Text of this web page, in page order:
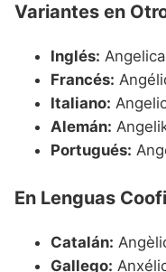
Variantes en
Inglés:
Francés:
Italiano:
Alemán:
Portugués:
En Lenguas
Catalán:
Gallego: